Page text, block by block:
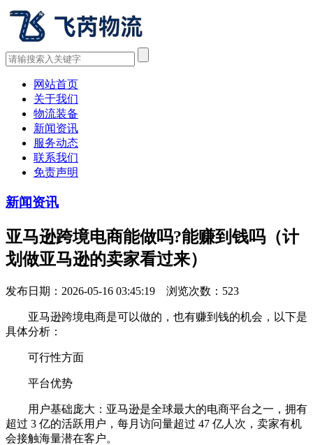
网站首页
关于我们
物流装备
新闻资讯
服务动态
联系我们
免责声明
新闻资讯
亚马逊跨境电商能做吗?能赚到钱吗（计
划做亚马逊的卖家看过来）
发布日期：2026-05-16 03:45:19 浏览次数： 523
亚马逊跨境电商是可以做的，也有赚到钱的机会，以下是
具体分析：
可行性方面
平台优势
用户基础庞大：亚马逊是全球最大的电商平台之一，拥有
超过 3 亿的活跃用户，每月访问量超过 47 亿人次，卖家有机
会接触海量潜在客户。